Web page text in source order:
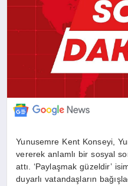
Yunusemre Kent Konseyi,
vererek anlamlı bir sosyal
attı. ‘Paylaşmak güzeldir’
duyarlı vatandaşların